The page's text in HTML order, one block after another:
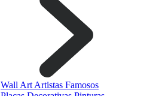
Wall Art Artistas Famosos